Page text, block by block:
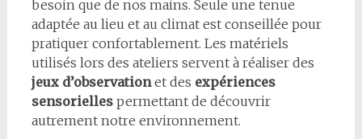
besoin que de nos mains. Seule une tenue
adaptée au lieu et au climat est conseillée pour
pratiquer confortablement. Les matériels
utilisés lors des ateliers servent à réaliser des
jeux d’observationet des expériences
sensoriellespermettant de découvrir
autrement notre environnement.